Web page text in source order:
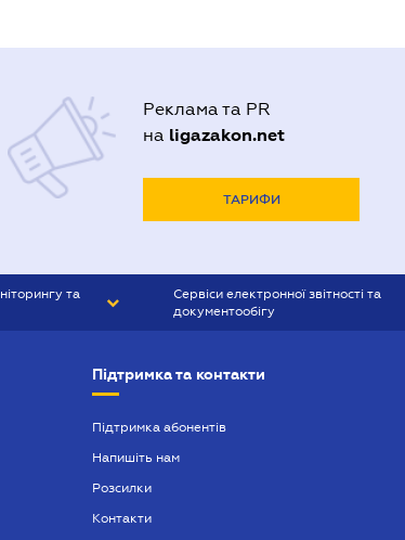
Реклама та PR
на ligazakon.net
ТАРИФИ
та
Сервіси електронної звітності та
документообігу
Підтримка та контакти
Підтримка абонентів
Напишіть нам
Розсилки
Контакти